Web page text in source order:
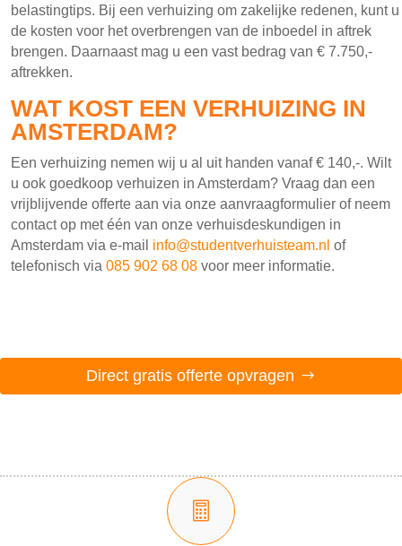
belastingtips. Bij een verhuizing om zakelijke redenen, kunt u
de kosten voor het overbrengen van de inboedel in aftrek
brengen. Daarnaast mag u een vast bedrag van € 7.750,-
aftrekken.
WAT KOST EEN VERHUIZING IN
AMSTERDAM?
Een verhuizing nemen wij u al uit handen vanaf € 140,-. Wilt
u ook goedkoop verhuizen in Amsterdam? Vraag dan een
vrijblijvende offerte aan via onze aanvraagformulier of neem
contact op met één van onze verhuisdeskundigen in
Amsterdam via e-mail info@studentverhuisteam.nl of
telefonisch via 085 902 68 08 voor meer informatie.
Direct gratis offerte opvragen
